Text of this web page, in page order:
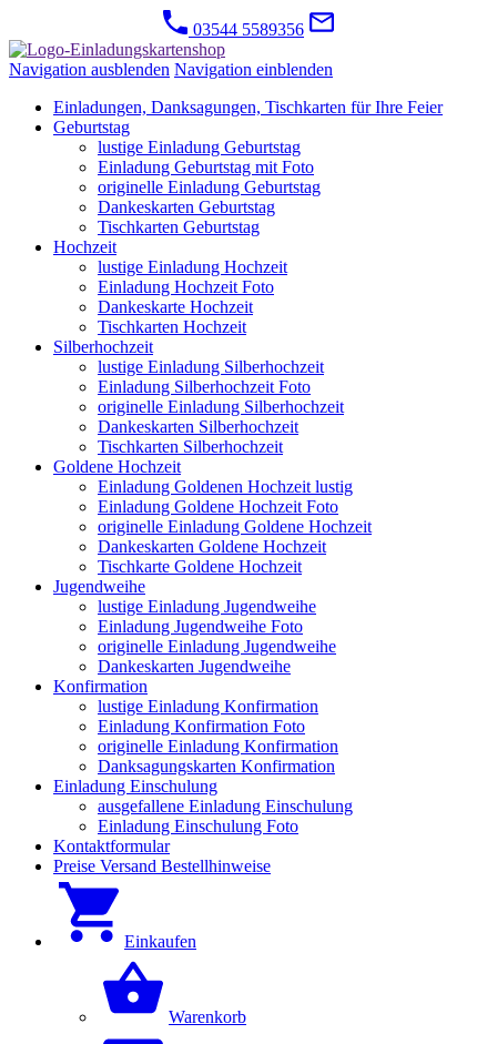
03544 5589356
Navigation ausblenden Navigation einblenden
Einladungen, Danksagungen, Tischkarten für Ihre Feier
Geburtstag
lustige Einladung Geburtstag
Einladung Geburtstag mit Foto
originelle Einladung Geburtstag
Dankeskarten Geburtstag
Tischkarten Geburtstag
Hochzeit
lustige Einladung Hochzeit
Einladung Hochzeit Foto
Dankeskarte Hochzeit
Tischkarten Hochzeit
Silberhochzeit
lustige Einladung Silberhochzeit
Einladung Silberhochzeit Foto
originelle Einladung Silberhochzeit
Dankeskarten Silberhochzeit
Tischkarten Silberhochzeit
Goldene Hochzeit
Einladung Goldenen Hochzeit lustig
Einladung Goldene Hochzeit Foto
originelle Einladung Goldene Hochzeit
Dankeskarten Goldene Hochzeit
Tischkarte Goldene Hochzeit
Jugendweihe
lustige Einladung Jugendweihe
Einladung Jugendweihe Foto
originelle Einladung Jugendweihe
Dankeskarten Jugendweihe
Konfirmation
lustige Einladung Konfirmation
Einladung Konfirmation Foto
originelle Einladung Konfirmation
Danksagungskarten Konfirmation
Einladung Einschulung
ausgefallene Einladung Einschulung
Einladung Einschulung Foto
Kontaktformular
Preise Versand Bestellhinweise
Einkaufen
Warenkorb